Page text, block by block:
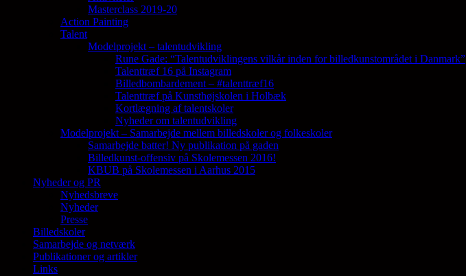
Masterclass 2019-20
Action Painting
Talent
Modelprojekt – talentudvikling
Rune Gade: “Talentudviklingens vilkår inden for billedkunstområdet i Danmark”
Talenttræf 16 på Instagram
Billedbombardement – #talenttræf16
Talenttræf på Kunsthøjskolen i Holbæk
Kortlægning af talentskoler
Nyheder om talentudvikling
Modelprojekt – Samarbejde mellem billedskoler og folkeskoler
Samarbejde batter! Ny publikation på gaden
Billedkunst-offensiv på Skolemessen 2016!
KBUB på Skolemessen i Aarhus 2015
Nyheder og PR
Nyhedsbreve
Nyheder
Presse
Billedskoler
Samarbejde og netværk
Publikationer og artikler
Links